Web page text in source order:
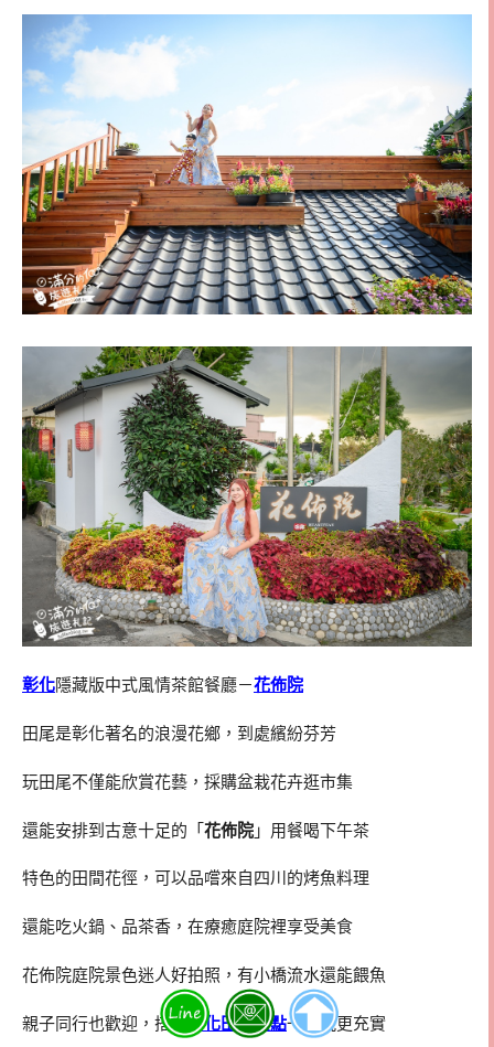
彰化隱藏版中式風情茶館餐廳－花佈院
田尾是彰化著名的浪漫花鄉，到處繽紛芬芳
玩田尾不僅能欣賞花藝，採購盆栽花卉逛市集
還能安排到古意十足的「 花佈院 」用餐喝下午茶
特色的田間花徑，可以品嚐來自四川的烤魚料理
還能吃火鍋、品茶香，在療癒庭院裡享受美食
花佈院庭院景色迷人好拍照，有小橋流水還能餵魚
親子同行也歡迎，搭配 彰化田尾景點一起玩更充實